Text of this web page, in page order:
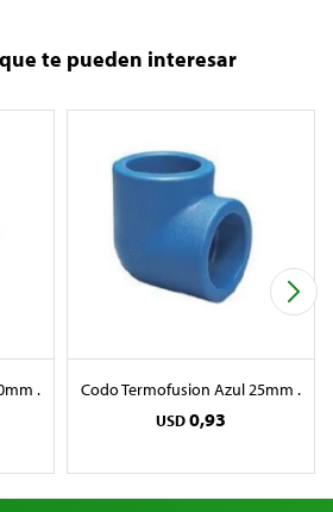
te pueden interesar
. Codo Termofusion Azul 25mm .
USD0,93